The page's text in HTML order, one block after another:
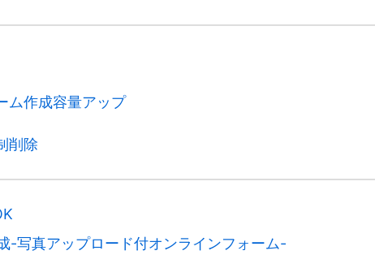
ム作成容量アップ
削除
-写真アップロード付オンラインフォーム-